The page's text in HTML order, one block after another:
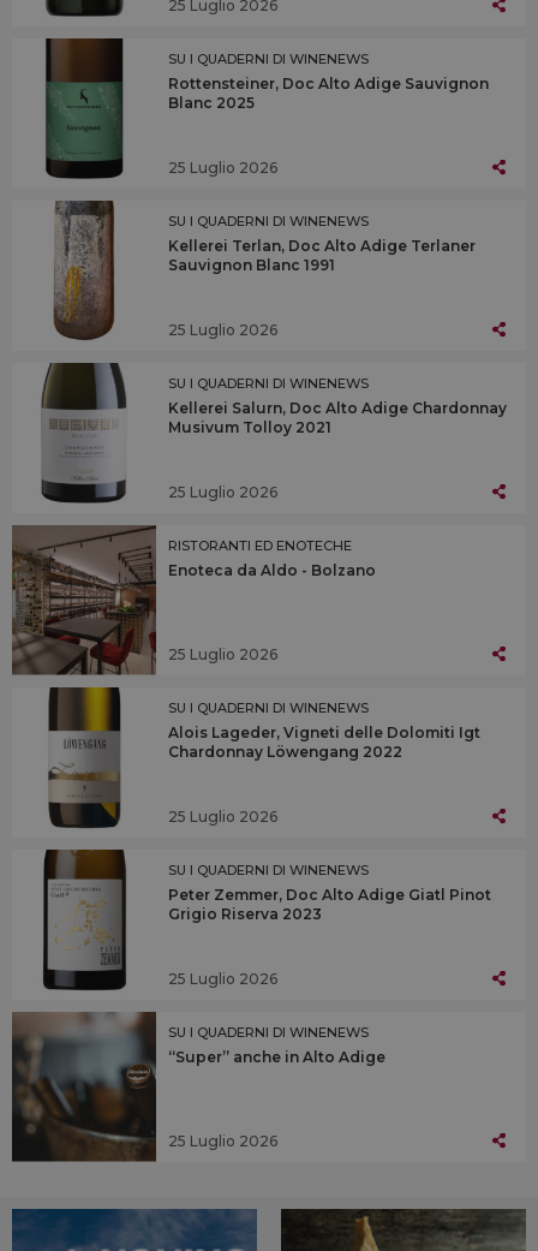
25 Luglio 2026
SU I QUADERNI DI WINENEWS
Rottensteiner, Doc Alto Adige Sauvignon
Blanc 2025
25 Luglio 2026
SU I QUADERNI DI WINENEWS
Kellerei Terlan, Doc Alto Adige Terlaner
Sauvignon Blanc 1991
25 Luglio 2026
SU I QUADERNI DI WINENEWS
Kellerei Salurn, Doc Alto Adige Chardonnay
Musivum Tolloy 2021
25 Luglio 2026
RISTORANTI ED ENOTECHE
Enoteca da Aldo - Bolzano
25 Luglio 2026
SU I QUADERNI DI WINENEWS
Alois Lageder, Vigneti delle Dolomiti Igt
Chardonnay Löwengang 2022
25 Luglio 2026
SU I QUADERNI DI WINENEWS
Peter Zemmer, Doc Alto Adige Giatl Pinot
Grigio Riserva 2023
25 Luglio 2026
SU I QUADERNI DI WINENEWS
“Super” anche in Alto Adige
25 Luglio 2026